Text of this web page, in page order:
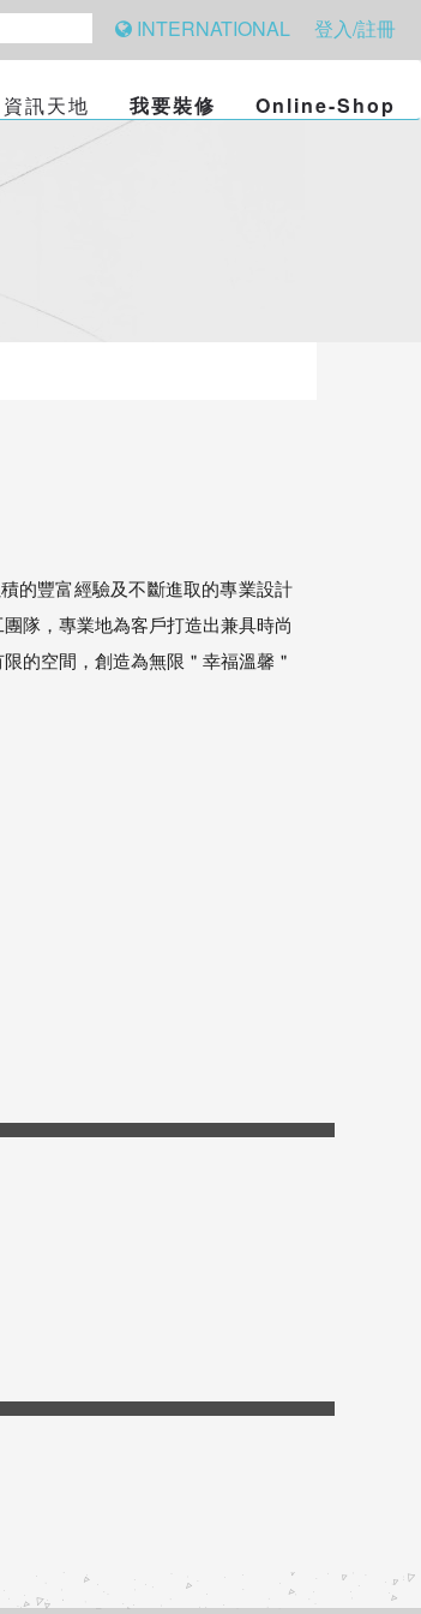
INTERNATIONAL 登入/註冊
資訊天地 我要裝修 Online-Shop
的豐富經驗及不斷進取的專業設計
隊，專業地為客戶打造出兼具時尚
的空間，創造為無限＂幸福溫馨＂